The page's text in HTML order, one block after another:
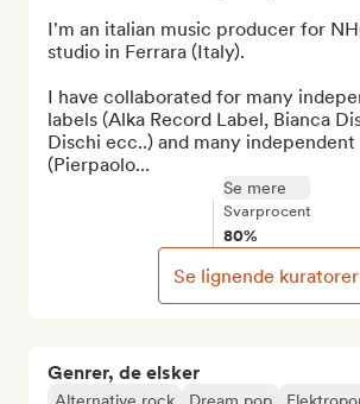
Genrer, de elsker
I'm an italian music producer for
studio in Ferrara (Italy).
I have collaborated for many
labels (Alka Record Label, Bianca
Dischi ecc..) and many
(Pierpaolo...
Se mere
Svarprocent
80%
Se lignende kuratorer